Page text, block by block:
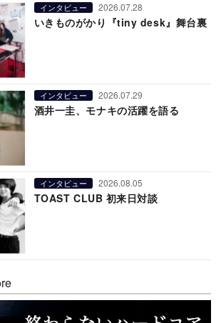
インタビュー 2026.07.28
いきものがかり『tiny desk』舞台裏
インタビュー 2026.07.29
酒井一圭、モナキの活躍を語る
インタビュー 2026.08.05
TOAST CLUB 初来日対談